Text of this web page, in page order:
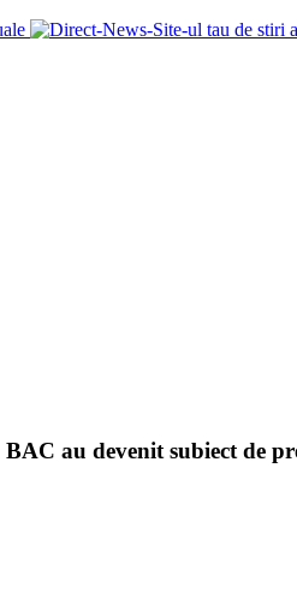
au devenit subiect de